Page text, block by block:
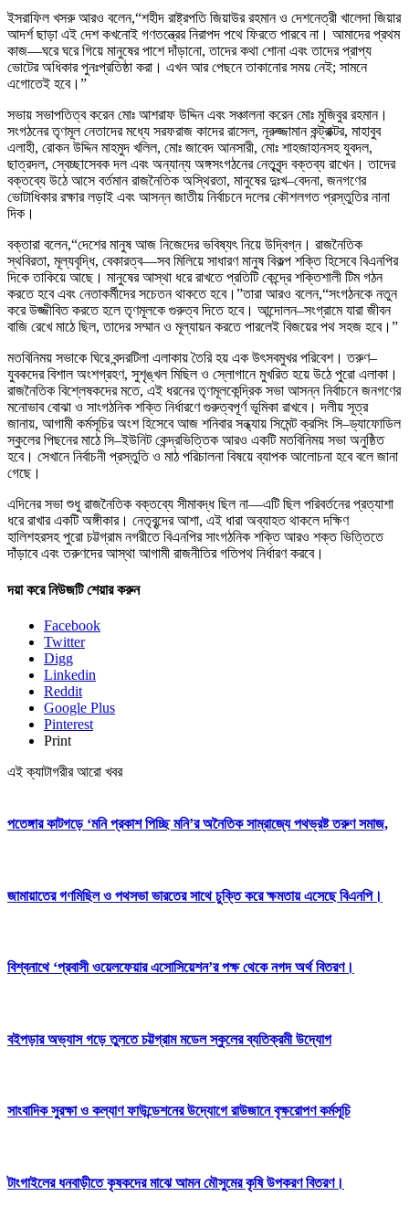
ইসরাফিল খসরু আরও বলেন,“শহীদ রাষ্ট্রপতি জিয়াউর রহমান ও দেশনেত্রী খালেদা জিয়ার
আদর্শ ছাড়া এই দেশ কখনোই গণতন্ত্রের নিরাপদ পথে ফিরতে পারবে না। আমাদের প্রথম
কাজ—ঘরে ঘরে গিয়ে মানুষের পাশে দাঁড়ানো, তাদের কথা শোনা এবং তাদের প্রাপ্য
ভোটের অধিকার পুনঃপ্রতিষ্ঠা করা। এখন আর পেছনে তাকানোর সময় নেই; সামনে
এগোতেই হবে।”
সভায় সভাপতিত্ব করেন মোঃ আশরাফ উদ্দিন এবং সঞ্চালনা করেন মোঃ মুজিবুর রহমান।
সংগঠনের তৃণমূল নেতাদের মধ্যে সরফরাজ কাদের রাসেল, নূরুজ্জামান কন্ট্রাক্টর, মাহাবুব
এলাহী, রোকন উদ্দিন মাহমুদ খলিল, মোঃ জাবেদ আনসারী, মোঃ শাহজাহানসহ যুবদল,
ছাত্রদল, স্বেচ্ছাসেবক দল এবং অন্যান্য অঙ্গসংগঠনের নেতৃবৃন্দ বক্তব্য রাখেন। তাদের
বক্তব্যে উঠে আসে বর্তমান রাজনৈতিক অস্থিরতা, মানুষের দুঃখ–বেদনা, জনগণের
ভোটাধিকার রক্ষার লড়াই এবং আসন্ন জাতীয় নির্বাচনে দলের কৌশলগত প্রস্তুতির নানা
দিক।
বক্তারা বলেন,“দেশের মানুষ আজ নিজেদের ভবিষ্যৎ নিয়ে উদ্বিগ্ন। রাজনৈতিক
স্থবিরতা, মূল্যবৃদ্ধি, বেকারত্ব—সব মিলিয়ে সাধারণ মানুষ বিকল্প শক্তি হিসেবে বিএনপির
দিকে তাকিয়ে আছে। মানুষের আস্থা ধরে রাখতে প্রতিটি কেন্দ্রে শক্তিশালী টিম গঠন
করতে হবে এবং নেতাকর্মীদের সচেতন থাকতে হবে।”তারা আরও বলেন,“সংগঠনকে নতুন
করে উজ্জীবিত করতে হলে তৃণমূলকে গুরুত্ব দিতে হবে। আন্দোলন–সংগ্রামে যারা জীবন
বাজি রেখে মাঠে ছিল, তাদের সম্মান ও মূল্যায়ন করতে পারলেই বিজয়ের পথ সহজ হবে।”
মতবিনিময় সভাকে ঘিরে বন্দরটিলা এলাকায় তৈরি হয় এক উৎসবমুখর পরিবেশ। তরুণ–
যুবকদের বিশাল অংশগ্রহণ, সুশৃঙ্খল মিছিল ও স্লোগানে মুখরিত হয়ে উঠে পুরো এলাকা।
রাজনৈতিক বিশ্লেষকদের মতে, এই ধরনের তৃণমূলকেন্দ্রিক সভা আসন্ন নির্বাচনে জনগণের
মনোভাব বোঝা ও সাংগঠনিক শক্তি নির্ধারণে গুরুত্বপূর্ণ ভূমিকা রাখবে। দলীয় সূত্র
জানায়, আগামী কর্মসূচির অংশ হিসেবে আজ শনিবার সন্ধ্যায় সিমেন্ট ক্রসিং সি–ড্যাফোডিল
স্কুলের পিছনের মাঠে সি–ইউনিট কেন্দ্রভিত্তিক আরও একটি মতবিনিময় সভা অনুষ্ঠিত
হবে। সেখানে নির্বাচনী প্রস্তুতি ও মাঠ পরিচালনা বিষয়ে ব্যাপক আলোচনা হবে বলে জানা
গেছে।
এদিনের সভা শুধু রাজনৈতিক বক্তব্যে সীমাবদ্ধ ছিল না—এটি ছিল পরিবর্তনের প্রত্যাশা
ধরে রাখার একটি অঙ্গীকার। নেতৃবৃন্দের আশা, এই ধারা অব্যাহত থাকলে দক্ষিণ
হালিশহরসহ পুরো চট্টগ্রাম নগরীতে বিএনপির সাংগঠনিক শক্তি আরও শক্ত ভিত্তিতে
দাঁড়াবে এবং তরুণদের আস্থা আগামী রাজনীতির গতিপথ নির্ধারণ করবে।
দয়া করে নিউজটি শেয়ার করুন
Facebook
Twitter
Digg
Linkedin
Reddit
Google Plus
Pinterest
Print
এই ক্যাটাগরীর আরো খবর
পতেঙ্গার কাটগড়ে ‘মনি প্রকাশ পিচ্ছি মনি’র অনৈতিক সাম্রাজ্যে পথভ্রষ্ট তরুণ সমাজ,
জামায়াতের গণমিছিল ও পথসভা ভারতের সাথে চুক্তি করে ক্ষমতায় এসেছে বিএনপি।
বিশ্বনাথে ‘প্রবাসী ওয়েলফেয়ার এসোসিয়েশন’র পক্ষ থেকে নগদ অর্থ বিতরণ।
বইপড়ার অভ্যাস গড়ে তুলতে চট্টগ্রাম মডেল স্কুলের ব্যতিক্রমী উদ্যোগ
সাংবাদিক সুরক্ষা ও কল্যাণ ফাউন্ডেশনের উদ্যোগে রাউজানে বৃক্ষরোপণ কর্মসূচি
টাংগাইলের ধনবাড়ীতে কৃষকদের মাঝে আমন মৌসুমের কৃষি উপকরণ বিতরণ।